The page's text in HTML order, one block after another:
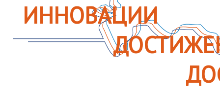
ИННОВАЦИИ